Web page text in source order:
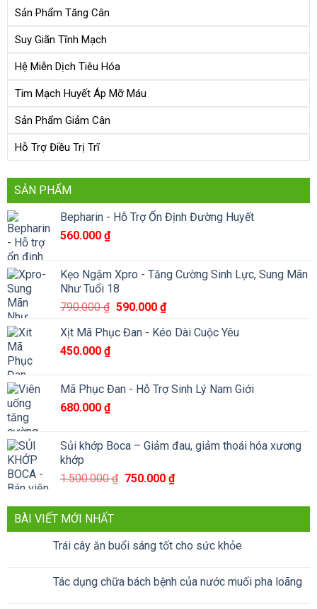
Sản Phẩm Tăng Cân
Suy Giãn Tĩnh Mạch
Hệ Miễn Dịch Tiêu Hóa
Tim Mạch Huyết Áp Mỡ Máu
Sản Phẩm Giảm Cân
Hỗ Trợ Điều Trị Trĩ
SẢN PHẨM
Bepharin - Hỗ Trợ Ổn Định Đường Huyết
560.000 ₫
Kẹo Ngậm Xpro - Tăng Cường Sinh Lực, Sung Mãn
Như Tuổi 18
790.000₫ Giá
là:
590.000 ₫Giá
tại
Xịt Mã Phục Đan - Kéo Dài Cuộc Yêu
450.000 ₫
Mã Phục Đan - Hỗ Trợ Sinh Lý Nam Giới
680.000 ₫
Sủi khớp Boca – Giảm đau, giảm thoái hóa xương
khớp
1.500.000₫ Giá
là:
750.000 ₫Giá
tại
BÀI VIẾT MỚI NHẤT
Trái cây ăn buổi sáng tốt cho sức khỏe
Tác dụng chữa bách bệnh của nước muối pha loãng